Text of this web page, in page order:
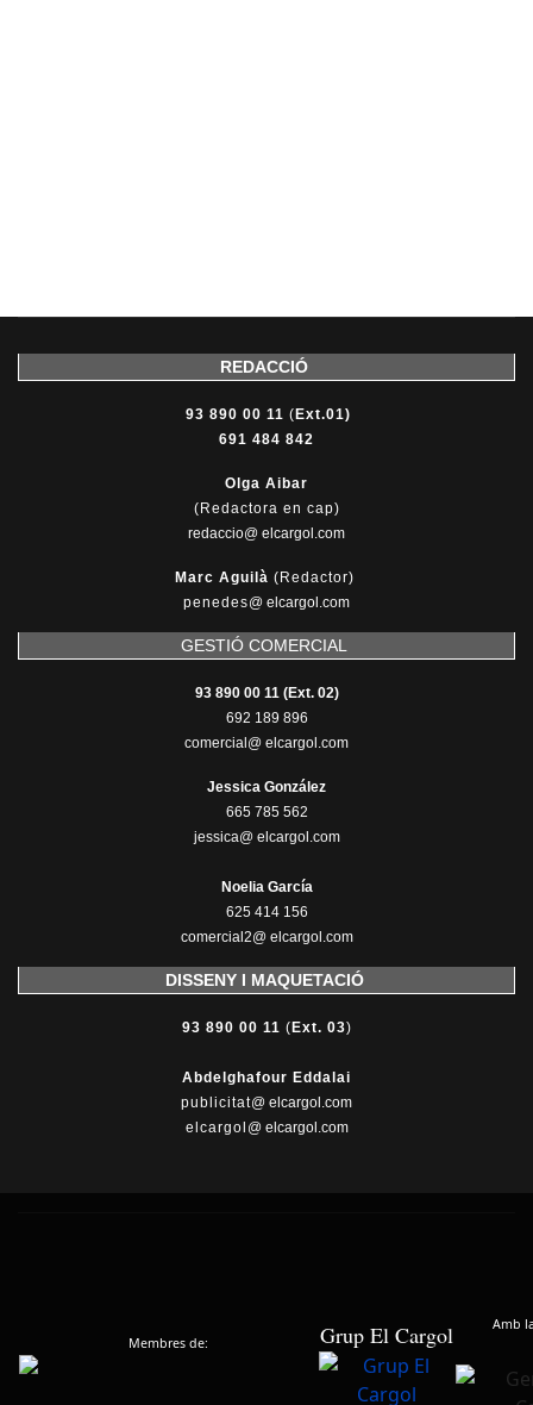
REDACCIÓ
93 890 00 11 ( Ext.01)
691 484 842
Olga Aibar
(Redactora en cap)
redaccio@ elcargol.com
Marc Aguilà (Redactor)
penedes@ elcargol.com
GESTIÓ COMERCIAL
93 890 00 11 (Ext. 02)
692 189 896
comercial@ elcargol.com
Jessica González
665 785 562
jessica@ elcargol.com
Noelia García
625 414 156
comercial2@ elcargol.com
DISSENY I MAQUETACIÓ
93 890 00 11 ( Ext. 03)
Abdelghafour Eddalai
publicitat@ elcargol.com
elcargol @ elcargol.com
Membres de: Grup El Cargol Amb